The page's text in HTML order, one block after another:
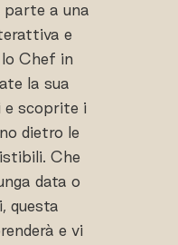
parte a una
e
Chef in
la sua
e scoprite i
dietro le
Che
data o
questa
e vi